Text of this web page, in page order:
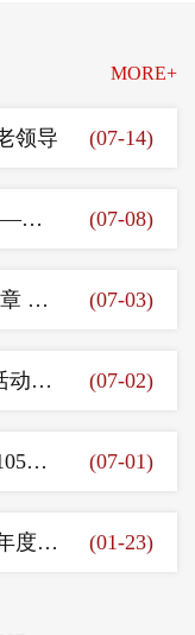
MORE+
(07-14)
领导
(07-08)
习
(07-03)
活动
(07-02)
力量
(07-01)
会
(01-23)
会